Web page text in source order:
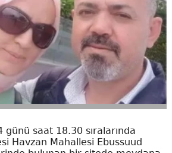
günü saat 18.30 sıralarında
Havzan Mahallesi Ebussuud